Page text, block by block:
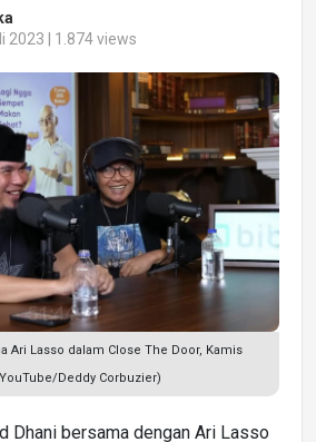
2023 | 1.874 views
Ari Lasso dalam Close The Door, Kamis
Deddy Corbuzier)
Dhani bersama dengan Ari Lasso